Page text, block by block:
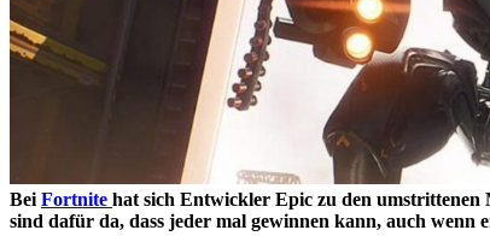
Bei Fortnite hat sich Entwickler Epic zu den umstrittenen
sind dafür da, dass jeder mal gewinnen kann, auch wenn